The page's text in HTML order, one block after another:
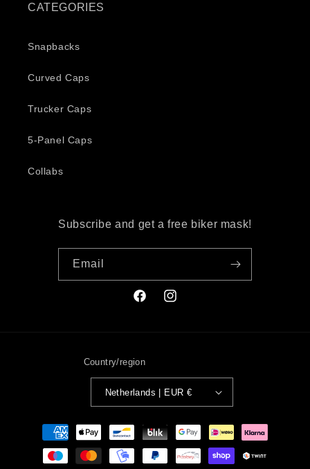
CATEGORIES
Snapbacks
Curved Caps
Trucker Caps
5-Panel Caps
Collabs
Subscribe and get a free biker mask!
Email
FacebookInstagram
Country/region
Netherlands | EUR €
Payment
methods